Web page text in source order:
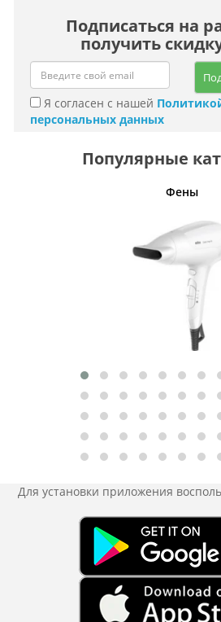
Подписаться на
получить
Я согласен с нашей
персональных данных
Популярные
Фены
Для установки приложения